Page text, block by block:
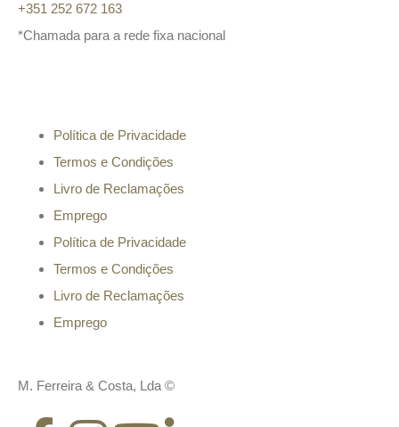
+351 252 672 163
*Chamada para a rede fixa nacional
Política de Privacidade
Termos e Condições
Livro de Reclamações
Emprego
Política de Privacidade
Termos e Condições
Livro de Reclamações
Emprego
M. Ferreira & Costa, Lda ©